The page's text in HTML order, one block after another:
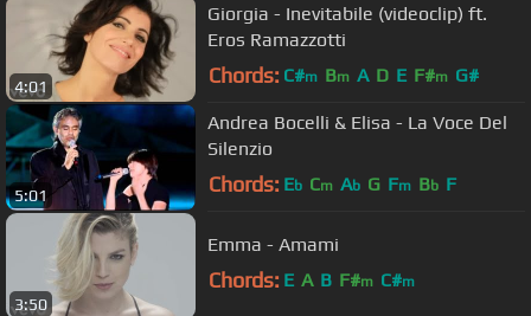
4:01
Giorgia - Inevitabile (videoclip) ft.
Eros Ramazzotti
Chords: C#m Bm A D E F#m G#
5:01
Andrea Bocelli & Elisa - La Voce Del
Silenzio
Chords: Eb Cm Ab G Fm Bb F
3:50
Emma - Amami
Chords: E A B F#m C#m